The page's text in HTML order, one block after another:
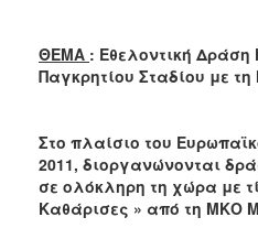
2012
2010
2006
ΘΕΜΑ : Εθελοντική
Παγκρητίου Σταδίου με τη
Στο πλαίσιο του
2011, διοργανώνονται
σε ολόκληρη τη χώρα με
Καθάρισες » από τη ΜΚΟ